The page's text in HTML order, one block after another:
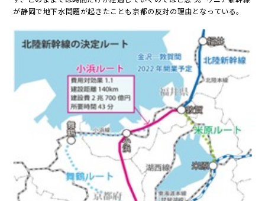
が静岡で地下水問題が起きたことも京都の反対の理由となっている。